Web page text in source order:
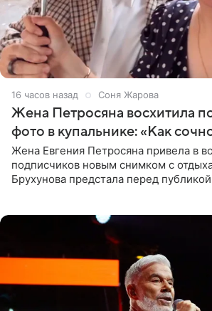
16 часов назад Соня Жарова
Жена Петросяна восхитила
фото в купальнике: «Как
Жена Евгения Петросяна привела в
подписчиков новым снимком с
Брухунова предстала перед